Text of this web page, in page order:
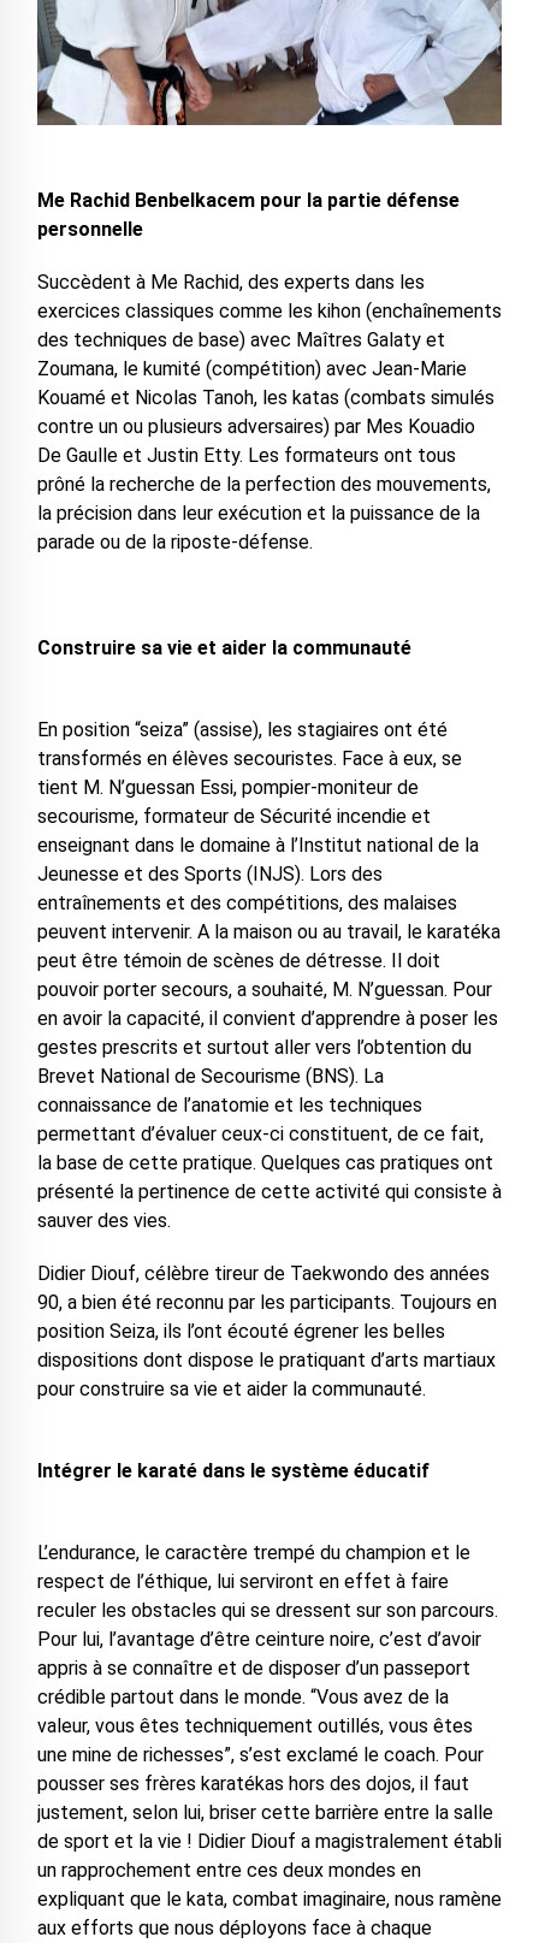
Me Rachid Benbelkacem pour la partie défense
personnelle
Succèdent à Me Rachid, des experts dans les
exercices classiques comme les kihon (enchaînements
des techniques de base) avec Maîtres Galaty et
Zoumana, le kumité (compétition) avec Jean-Marie
Kouamé et Nicolas Tanoh, les katas (combats simulés
contre un ou plusieurs adversaires) par Mes Kouadio
De Gaulle et Justin Etty. Les formateurs ont tous
prôné la recherche de la perfection des mouvements,
la précision dans leur exécution et la puissance de la
parade ou de la riposte-défense.
Construire sa vie et aider la communauté
En position “seiza” (assise), les stagiaires ont été
transformés en élèves secouristes. Face à eux, se
tient M. N’guessan Essi, pompier-moniteur de
secourisme, formateur de Sécurité incendie et
enseignant dans le domaine à l’Institut national de la
Jeunesse et des Sports (INJS). Lors des
entraînements et des compétitions, des malaises
peuvent intervenir. A la maison ou au travail, le karatéka
peut être témoin de scènes de détresse. Il doit
pouvoir porter secours, a souhaité, M. N’guessan. Pour
en avoir la capacité, il convient d’apprendre à poser les
gestes prescrits et surtout aller vers l’obtention du
Brevet National de Secourisme (BNS). La
connaissance de l’anatomie et les techniques
permettant d’évaluer ceux-ci constituent, de ce fait,
la base de cette pratique. Quelques cas pratiques ont
présenté la pertinence de cette activité qui consiste à
sauver des vies.
Didier Diouf, célèbre tireur de Taekwondo des années
90, a bien été reconnu par les participants. Toujours en
position Seiza, ils l’ont écouté égrener les belles
dispositions dont dispose le pratiquant d’arts martiaux
pour construire sa vie et aider la communauté.
Intégrer le karaté dans le système éducatif
L’endurance, le caractère trempé du champion et le
respect de l’éthique, lui serviront en effet à faire
reculer les obstacles qui se dressent sur son parcours.
Pour lui, l’avantage d’être ceinture noire, c’est d’avoir
appris à se connaître et de disposer d’un passeport
crédible partout dans le monde. “Vous avez de la
valeur, vous êtes techniquement outillés, vous êtes
une mine de richesses”, s’est exclamé le coach. Pour
pousser ses frères karatékas hors des dojos, il faut
justement, selon lui, briser cette barrière entre la salle
de sport et la vie ! Didier Diouf a magistralement établi
un rapprochement entre ces deux mondes en
expliquant que le kata, combat imaginaire, nous ramène
aux efforts que nous déployons face à chaque